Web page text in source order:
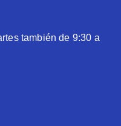
también de 9:30 a